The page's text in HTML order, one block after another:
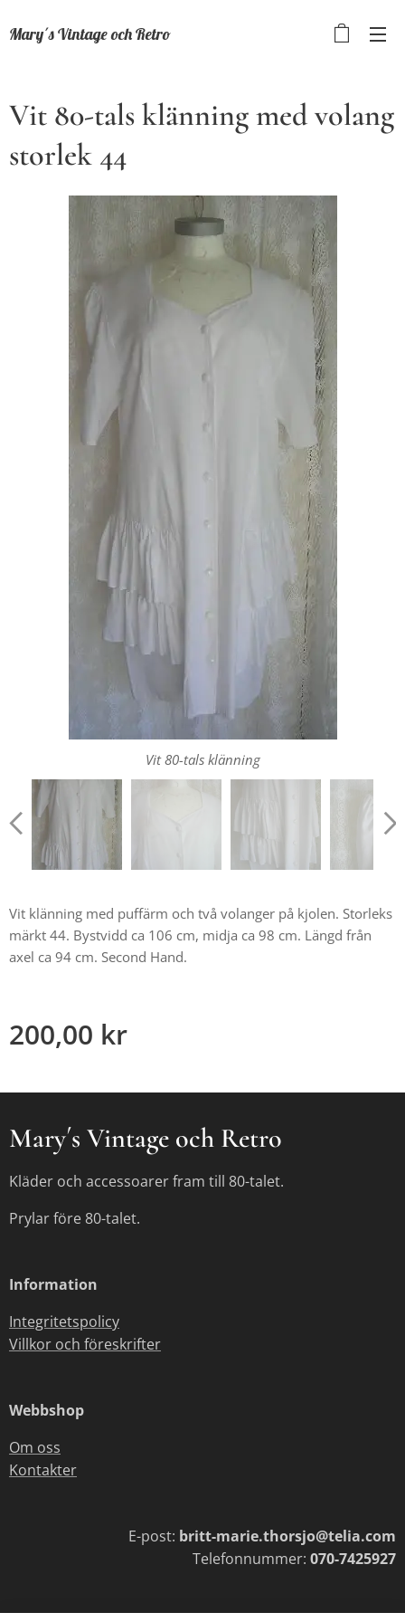
Mary´s Vintage och Retro
Vit 80-tals klänning med volang
storlek 44
Vit 80-tals klänning
Vit klänning med puffärm och två volanger på kjolen. Storleks
märkt 44. Bystvidd ca 106 cm, midja ca 98 cm. Längd från
axel ca 94 cm. Second Hand.
200,00 kr
Mary´s Vintage och Retro
Kläder och accessoarer fram till 80-talet.
Prylar före 80-talet.
Information
Integritetspolicy
Villkor och föreskrifter
Webbshop
Om oss
Kontakter
E-post: britt-marie.thorsjo@telia.com
Telefonnummer: 070-7425927